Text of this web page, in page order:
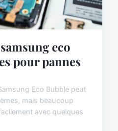
eco
pour pannes
Eco Bubble peut
mais beaucoup
avec quelques